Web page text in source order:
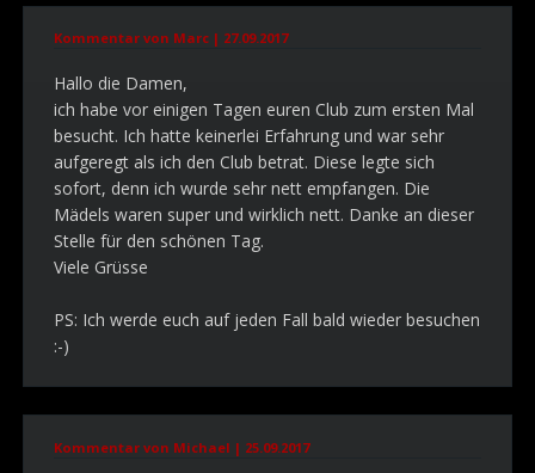
Kommentar von Marc | 27.09.2017
Hallo die Damen,
ich habe vor einigen Tagen euren Club zum ersten Mal
besucht. Ich hatte keinerlei Erfahrung und war sehr
aufgeregt als ich den Club betrat. Diese legte sich
sofort, denn ich wurde sehr nett empfangen. Die
Mädels waren super und wirklich nett. Danke an dieser
Stelle für den schönen Tag.
Viele Grüsse
PS: Ich werde euch auf jeden Fall bald wieder besuchen
:-)
Kommentar von Michael | 25.09.2017